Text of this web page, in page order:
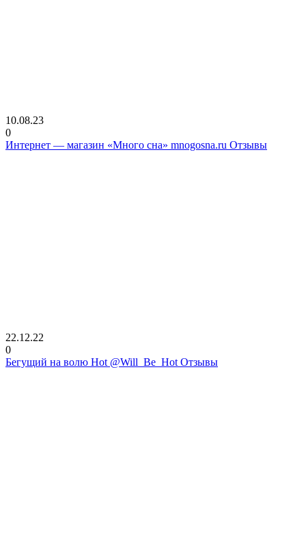
10.08.23
0
Интернет — магазин «Много сна» mnogosna.ru Отзывы
22.12.22
0
Бегущий на волю Hot @Will_Be_Hot Отзывы